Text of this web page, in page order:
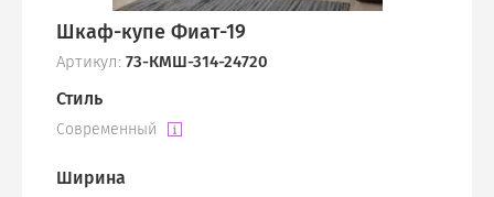
Шкаф-купе Фиат-19
Артикул: 73-КМШ-314-24720
Стиль
Современный
Ширина